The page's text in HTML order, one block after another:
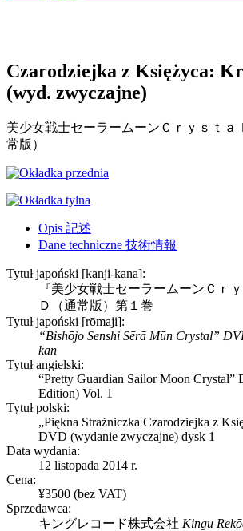
Czarodziejka z Księżyca:
(wyd. zwyczajne)
美少女戦士セーラームーンＣｒｙｓｔ
常版）
Opis 記述
Dane techniczne 技術情報
Tytuł japoński [kanji-kana]:
『美少女戦士セーラームーンＣｒ
Ｄ（通常版）第１巻
Tytuł japoński [rōmaji]:
“Bishōjo Senshi Sērā Mūn Crystal”
kan
Tytuł angielski:
“Pretty Guardian Sailor Moon Crystal”
Edition) Vol. 1
Tytuł polski:
„Piękna Strażniczka Czarodziejka z
DVD (wydanie zwyczajne) dysk 1
Data wydania:
12 listopada 2014 r.
Cena:
¥3500 (bez VAT)
Sprzedawca:
キングレコード株式会社 Kingu